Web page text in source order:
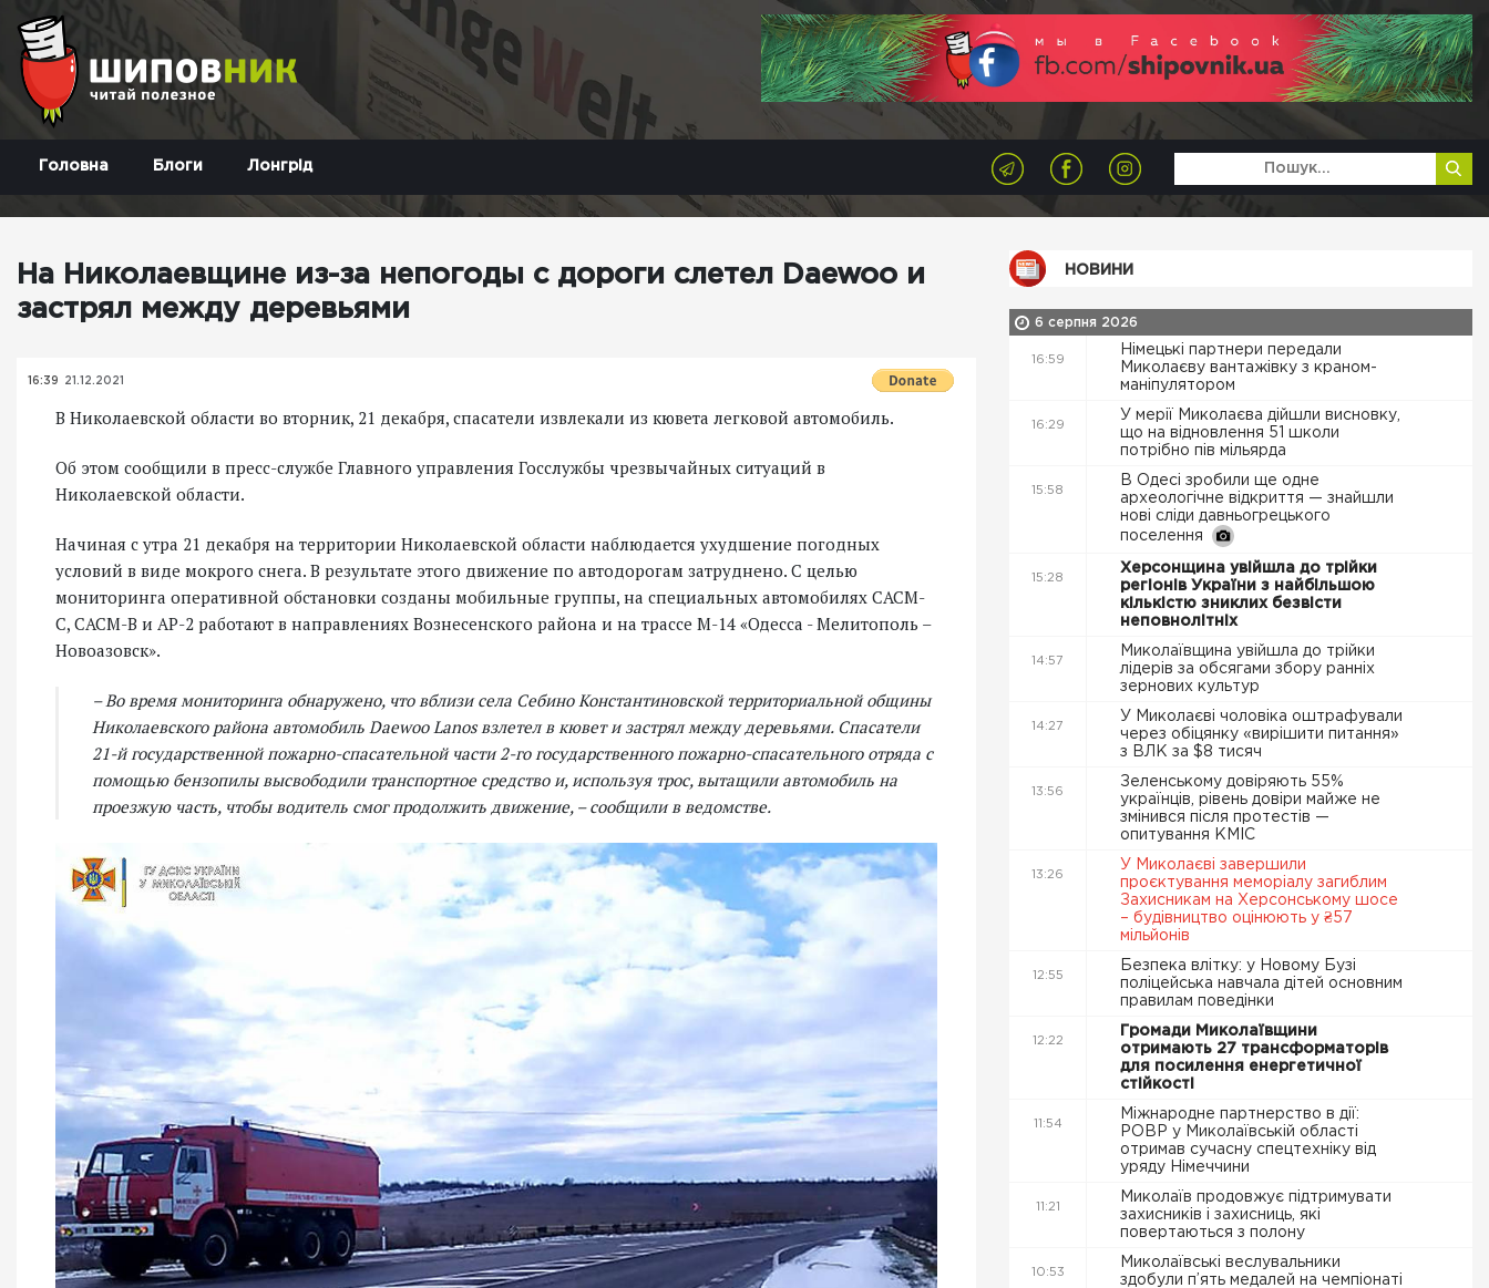
Головна Блоги Лонгрід
На Николаевщине из-за непогоды с дороги слетел Daewoo и
застрял между деревьями
16:39 21.12.2021
В Николаевской области во вторник, 21 декабря, спасатели извлекали из кювета легковой автомобиль.
Об этом сообщили в пресс-службе Главного управления Госслужбы чрезвычайных ситуаций в
Николаевской области.
Начиная с утра 21 декабря на территории Николаевской области наблюдается ухудшение погодных
условий в виде мокрого снега. В результате этого движение по автодорогам затруднено. С целью
мониторинга оперативной обстановки созданы мобильные группы, на специальных автомобилях САСМ-
С, САСМ-В и АР-2 работают в направлениях Вознесенского района и на трассе М-14 «Одесса - Мелитополь –
Новоазовск».
– Во время мониторинга обнаружено, что вблизи села Себино Константиновской территориальной общины
Николаевского района автомобиль Daewoo Lanos взлетел в кювет и застрял между деревьями. Спасатели
21-й государственной пожарно-спасательной части 2-го государственного пожарно-спасательного отряда с
помощью бензопилы высвободили транспортное средство и, используя трос, вытащили автомобиль на
проезжую часть, чтобы водитель смог продолжить движение, – сообщили в ведомстве.
НОВИНИ
6 серпня 2026
16:59
Німецькі партнери передали
Миколаєву вантажівку з краном-
маніпулятором
16:29
У мерії Миколаєва дійшли висновку,
що на відновлення 51 школи
потрібно пів мільярда
15:58
В Одесі зробили ще одне
археологічне відкриття — знайшли
нові сліди давньогрецького
поселення
15:28
Херсонщина увійшла до трійки
регіонів України з найбільшою
кількістю зниклих безвісти
неповнолітніх
14:57
Миколаївщина увійшла до трійки
лідерів за обсягами збору ранніх
зернових культур
14:27
У Миколаєві чоловіка оштрафували
через обіцянку «вирішити питання»
з ВЛК за $8 тисяч
13:56
Зеленському довіряють 55%
українців, рівень довіри майже не
змінився після протестів —
опитування КМІС
13:26
У Миколаєві завершили
проєктування меморіалу загиблим
Захисникам на Херсонському шосе
– будівництво оцінюють у ₴57
мільйонів
12:55
Безпека влітку: у Новому Бузі
поліцейська навчала дітей основним
правилам поведінки
12:22
Громади Миколаївщини
отримають 27 трансформаторів
для посилення енергетичної
стійкості
11:54
Міжнародне партнерство в дії:
РОВР у Миколаївській області
отримав сучасну спецтехніку від
уряду Німеччини
11:21
Миколаїв продовжує підтримувати
захисників і захисниць, які
повертаються з полону
10:53
Миколаївські веслувальники
здобули п’ять медалей на чемпіонаті